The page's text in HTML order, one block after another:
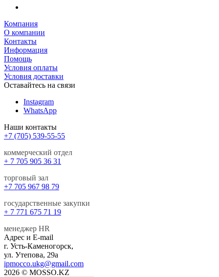
Компания
О компании
Контакты
Информация
Помощь
Условия оплаты
Условия доставки
Оставайтесь на связи
Instagram
WhatsApp
Наши контакты
+7 (705) 539-55-55
коммерческий отдел
+ 7 705 905 36 31
торговый зал
+7 705 967 98 79
государственные закупки
+ 7 771 675 71 19
менеджер HR
Адрес и E-mail
г. Усть-Каменогорск,
ул. Утепова, 29а
ipmocco.ukg@gmail.com
2026 © MOSSO.KZ